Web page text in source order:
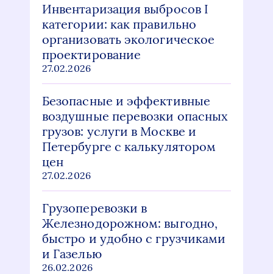
Инвентаризация выбросов I
категории: как правильно
организовать экологическое
проектирование
27.02.2026
Безопасные и эффективные
воздушные перевозки опасных
грузов: услуги в Москве и
Петербурге с калькулятором
цен
27.02.2026
Грузоперевозки в
Железнодорожном: выгодно,
быстро и удобно с грузчиками
и Газелью
26.02.2026